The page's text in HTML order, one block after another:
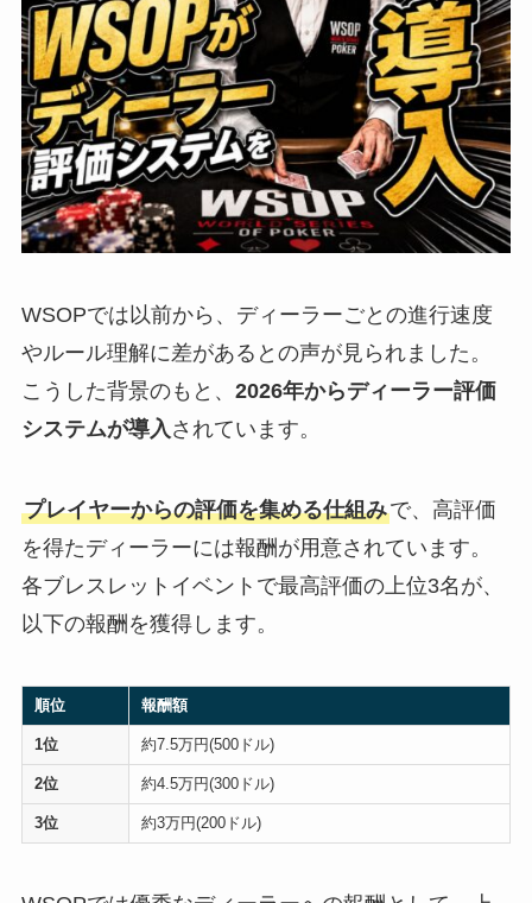
WSOPでは以前から、ディーラーごとの進行速度
やルール理解に差があるとの声が見られました。
こうした背景のもと、 2026年からディーラー評価
システムが導入 されています。
プレイヤーからの評価を集める仕組みで、高評価
を得たディーラーには報酬が用意されています。
各ブレスレットイベントで最高評価の上位3名が、
以下の報酬を獲得します。
順位 報酬額
1位 約7.5万円(500ドル)
2位 約4.5万円(300ドル)
3位 約3万円(200ドル)